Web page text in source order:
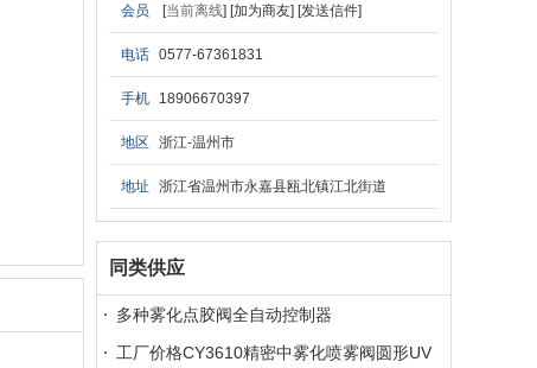
会员 [当前离线] [加为商友] [发送信件]
电话 0577-67361831
手机 18906670397
地区 浙江-温州市
地址 浙江省温州市永嘉县瓯北镇江北街道
同类供应
多种雾化点胶阀全自动控制器
工厂价格CY3610精密中雾化喷雾阀圆形UV